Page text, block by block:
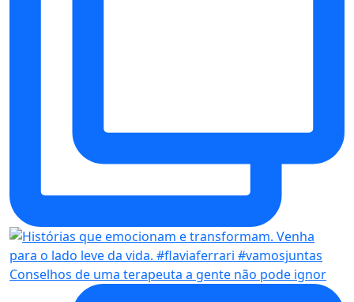
Conselhos de uma terapeuta a gente não pode ignor